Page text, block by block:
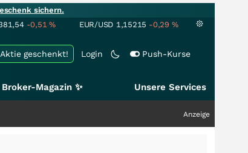
sichern.
-0,51% EUR/USD 1,15215 -0,29 %
Login Push-Kurse
Aktie geschenkt!
Broker-Magazin ✨ Unsere Services
Anzeige